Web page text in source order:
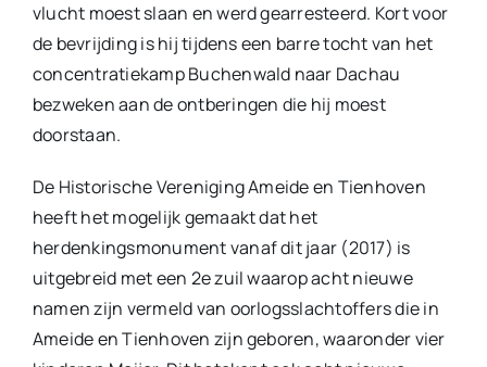
vlucht moest slaan en werd gearresteerd. Kort voor
de bevrijding is hij tijdens een barre tocht van het
concentratiekamp Buchenwald naar Dachau
bezweken aan de ontberingen die hij moest
doorstaan.
De Historische Vereniging Ameide en Tienhoven
heeft het mogelijk gemaakt dat het
herdenkingsmonument vanaf dit jaar (2017) is
uitgebreid met een 2e zuil waarop acht nieuwe
namen zijn vermeld van oorlogsslachtoffers die in
Ameide en Tienhoven zijn geboren, waaronder vier